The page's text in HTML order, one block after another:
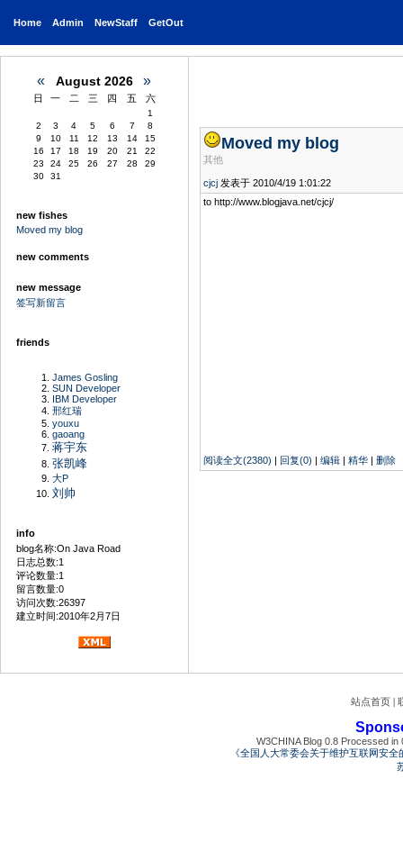
Home Admin NewStaff GetOut
« August 2026 »
日 一 二 三 四 五 六
1
2
3 4 5 6 7
8
9
10 11 12 13 14
15
16
17 18 19 20 21
22
23
24 25 26 27 28
29
30
31
new fishes
Moved my blog
new comments
new message
签写新留言
friends
James Gosling
SUN Developer
IBM Developer
邢红瑞
youxu
gaoang
蒋宇东
张凯峰
大P
刘帅
info
blog名称:On Java Road
日志总数:1
评论数量:1
留言数量:0
访问次数:26397
建立时间:2010年2月7日
Moved my blog
其他
cjcj 发表于 2010/4/19 1:01:22
to http://www.blogjava.net/cjcj/
阅读全文(2380) | 回复(0) | 编辑 | 精华 | 删除
站点首页 |
W3CHINA Blog 0.8 Processed
《全国人大常委会关于维护互联网安全